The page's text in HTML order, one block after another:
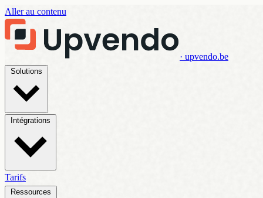
Aller au contenu
· upvendo.be
Tarifs